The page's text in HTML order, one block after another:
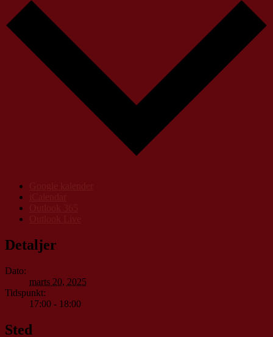
Detaljer
Dato:
marts 20, 2025
Tidspunkt:
17:00 - 18:00
Sted